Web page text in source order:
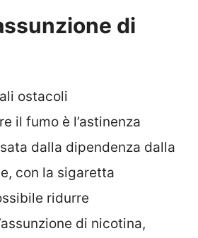
di
ostacoli
il fumo è l’astinenza
dalla dipendenza dalla
con la sigaretta
ridurre
di nicotina,